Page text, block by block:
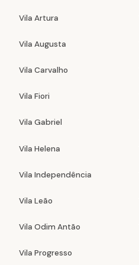
Vila Artura
Vila Augusta
Vila Carvalho
Vila Fiori
Vila Gabriel
Vila Helena
Vila Independência
Vila Leão
Vila Odim Antão
Vila Progresso